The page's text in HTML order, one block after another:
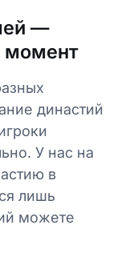
—
момент
династий
У нас на
в
лишь
можете